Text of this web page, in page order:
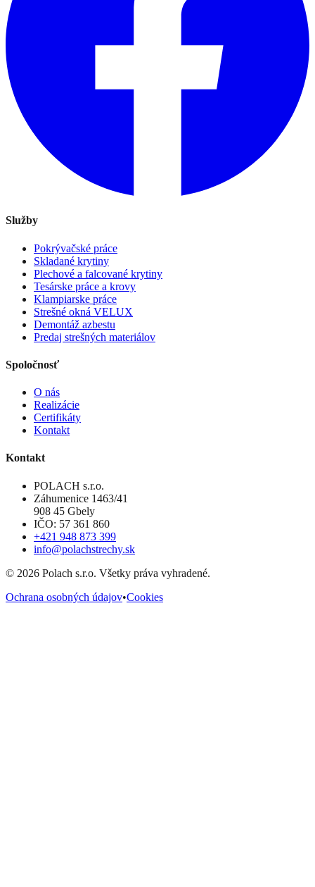
Služby
Pokrývačské práce
Skladané krytiny
Plechové a falcované krytiny
Tesárske práce a krovy
Klampiarske práce
Strešné okná VELUX
Demontáž azbestu
Predaj strešných materiálov
Spoločnosť
O nás
Realizácie
Certifikáty
Kontakt
Kontakt
POLACH s.r.o.
Záhumenice 1463/41
908 45 Gbely
IČO: 57 361 860
+421 948 873 399
info@polachstrechy.sk
© 2026 Polach s.r.o. Všetky práva vyhradené.
Ochrana osobných údajov•Cookies